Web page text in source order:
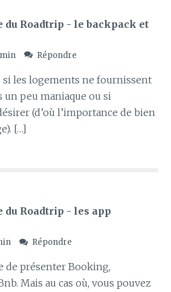
du Roadtrip - le backpack et
min Répondre
si les logements ne fournissent
un peu maniaque ou si
(d’où l’importance de bien
[…]
du Roadtrip - les app
Répondre
de présenter Booking,
Mais au cas où, vous pouvez